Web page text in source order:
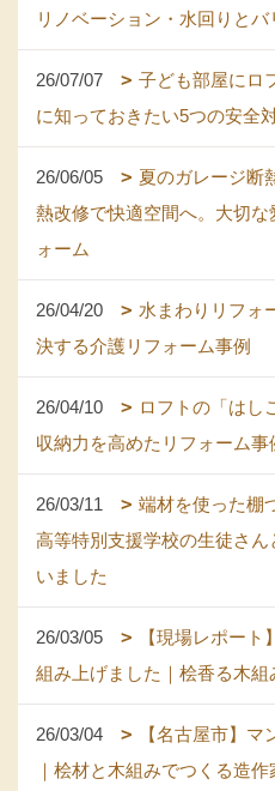
リノベーション・水回りとバ
26/07/07
子ども部屋にロ
に知っておきたい5つの安全
26/06/05
夏のガレージ断
熱改修で快適空間へ。大切
ォーム
26/04/20
水まわりリフォ
決する介護リフォーム事例
26/04/10
ロフトの「はし
収納力を高めたリフォーム事
26/03/11
端材を使った棚
高等特別支援学校の生徒さ
いました
26/03/05
【現場レポー
組み上げました｜桧香る木組
26/03/04
【名古屋市】
｜桧材と木組みでつくる造作